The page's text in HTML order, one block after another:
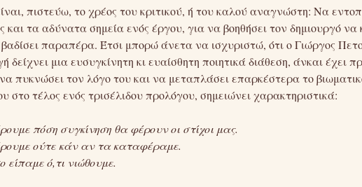
πιστεύω, το χρέος του κριτικού, ή του καλού αναγνώστη: Να
και τα αδύνατα σημεία ενός έργου, για να βοηθήσει τον δημιουργό να
παραπέρα. Έτσι μπορώ άνετα να ισχυριστώ, ότι ο Γιώργος
δείχνει μια ευσυγκίνητη κι ευαίσθητη ποιητικά διάθεση, άνκαι έχει
πυκνώσει τον λόγο του και να μεταπλάσει επαρκέστερα το
στο τέλος ενός τρισέλιδου προλόγου, σημειώνει χαρακτηριστικά:
πόση συγκίνηση θα φέρουν οι στίχοι μας.
ούτε κάν αν τα καταφέραμε.
είπαμε ό,τι νιώθουμε.